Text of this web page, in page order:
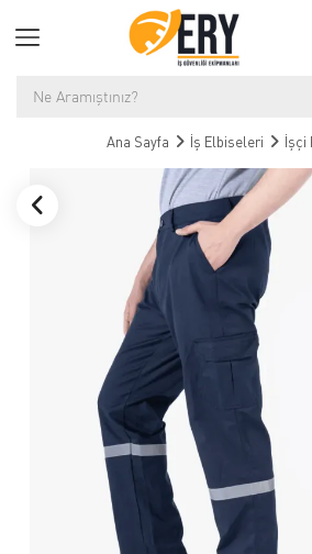
Ana Sayfa İş Elbiseleri İşçi